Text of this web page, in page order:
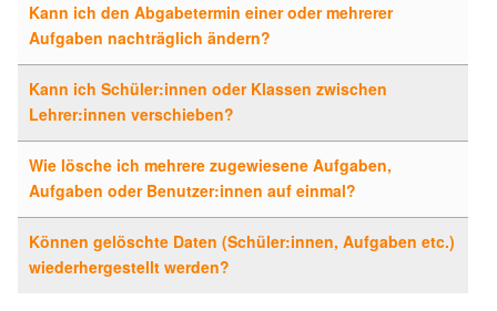
Kann ich den Abgabetermin einer oder mehrerer
Aufgaben nachträglich ändern?
Kann ich Schüler:innen oder Klassen zwischen
Lehrer:innen verschieben?
Wie lösche ich mehrere zugewiesene Aufgaben,
Aufgaben oder Benutzer:innen auf einmal?
Können gelöschte Daten (Schüler:innen, Aufgaben etc.)
wiederhergestellt werden?